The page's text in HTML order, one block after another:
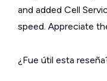
and added Cell
speed. Appreciate
¿Fue útil esta